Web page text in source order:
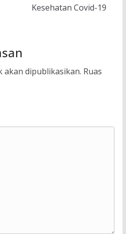
Kesehatan Covid-19
akan dipublikasikan. Ruas